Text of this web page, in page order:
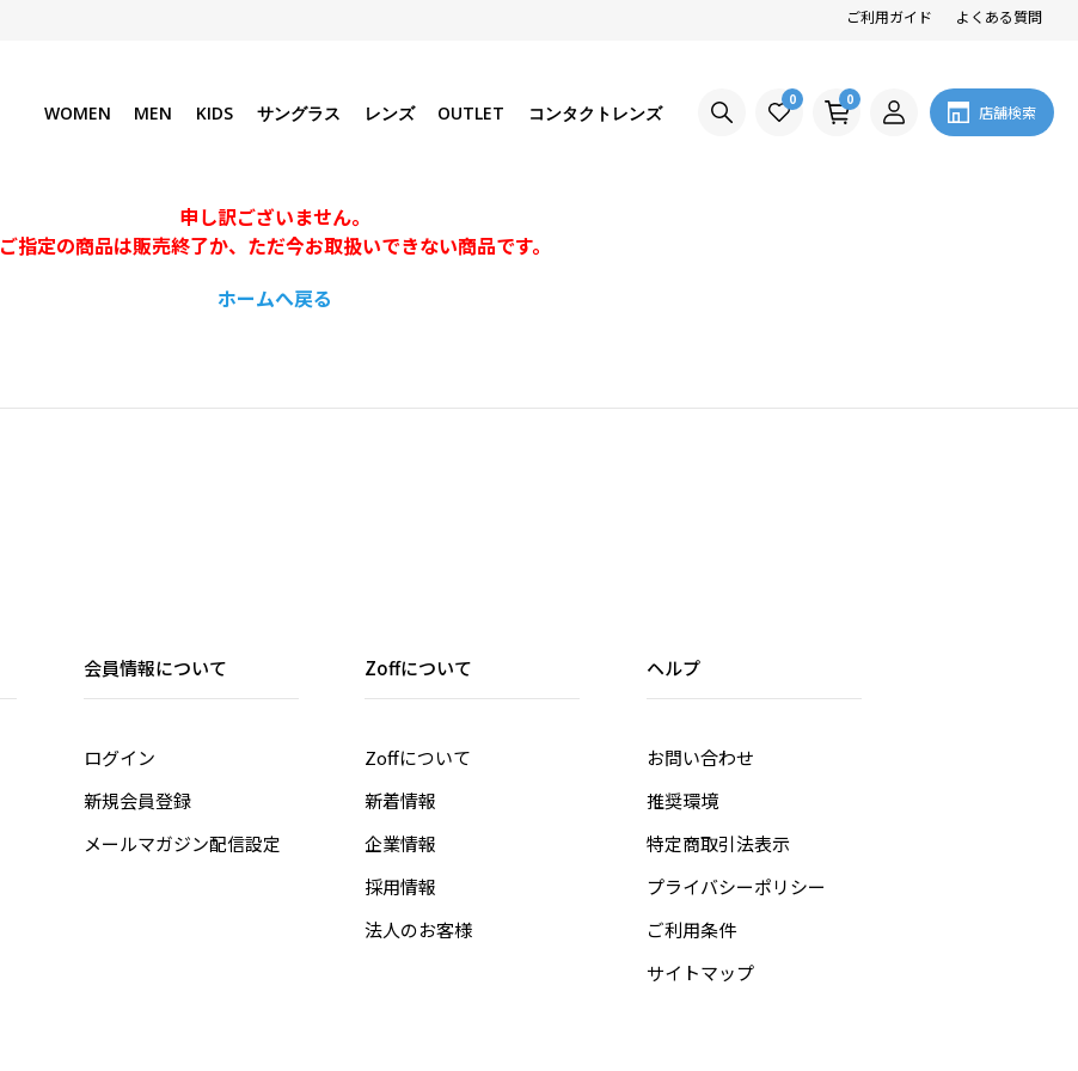
ご利用ガイド よくある質問
WOMEN MEN KIDS サングラス レンズ OUTLET コンタクトレンズ
0 0
店舗検索
申し訳ございません。
ご指定の商品は販売終了か、ただ今お取扱いできない商品です。
ホームへ戻る
会員情報について
ログイン
新規会員登録
メールマガジン配信設定
Zoffについて
Zoffについて
新着情報
企業情報
採用情報
法人のお客様
ヘルプ
お問い合わせ
推奨環境
特定商取引法表示
プライバシーポリシー
ご利用条件
サイトマップ